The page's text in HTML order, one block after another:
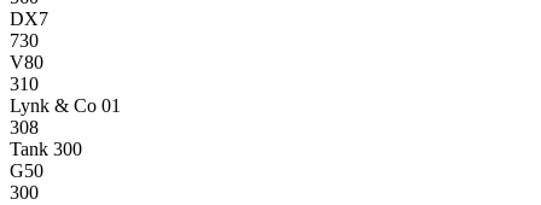
DX7
730
V80
310
Lynk & Co 01
308
Tank 300
G50
300